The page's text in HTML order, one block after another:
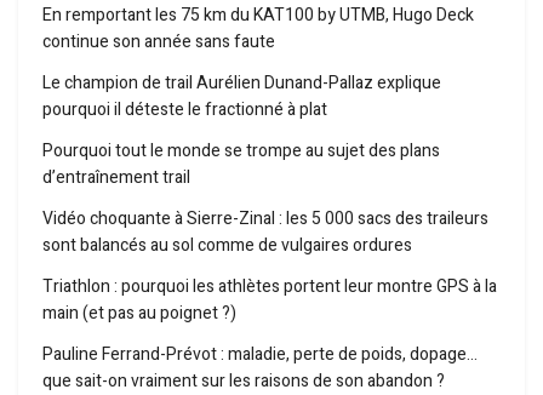
En remportant les 75 km du KAT100 by UTMB, Hugo Deck
continue son année sans faute
Le champion de trail Aurélien Dunand-Pallaz explique
pourquoi il déteste le fractionné à plat
Pourquoi tout le monde se trompe au sujet des plans
d’entraînement trail
Vidéo choquante à Sierre-Zinal : les 5 000 sacs des traileurs
sont balancés au sol comme de vulgaires ordures
Triathlon : pourquoi les athlètes portent leur montre GPS à la
main (et pas au poignet ?)
Pauline Ferrand-Prévot : maladie, perte de poids, dopage…
que sait-on vraiment sur les raisons de son abandon ?